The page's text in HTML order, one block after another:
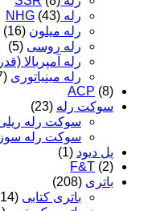
رله NHG (43)
رله میلون (16)
رله روسی (5)
رله آمپربالا
رله مینیاتوری (7)
ACP (8)
سوکت رله (23)
سوکت رله
سوکت رله
پل دیود (1)
F&T (2)
باتری (208)
باتری کتابی (14)